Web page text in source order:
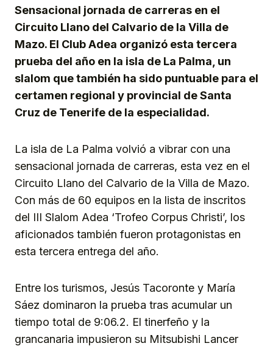
Sensacional jornada de carreras en el
Circuito Llano del Calvario de la Villa de
Mazo. El Club Adea organizó esta tercera
prueba del año en la isla de La Palma, un
slalom que también ha sido puntuable para el
certamen regional y provincial de Santa
Cruz de Tenerife de la especialidad.
La isla de La Palma volvió a vibrar con una
sensacional jornada de carreras, esta vez en el
Circuito Llano del Calvario de la Villa de Mazo.
Con más de 60 equipos en la lista de inscritos
del III Slalom Adea ‘Trofeo Corpus Christi’, los
aficionados también fueron protagonistas en
esta tercera entrega del año.
Entre los turismos, Jesús Tacoronte y María
Sáez dominaron la prueba tras acumular un
tiempo total de 9:06.2. El tinerfeño y la
grancanaria impusieron su Mitsubishi Lancer